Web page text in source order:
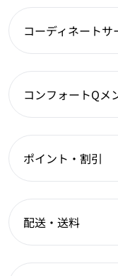
コーディネートサ
コンフォートQメ
ポイント・割引
配送・送料